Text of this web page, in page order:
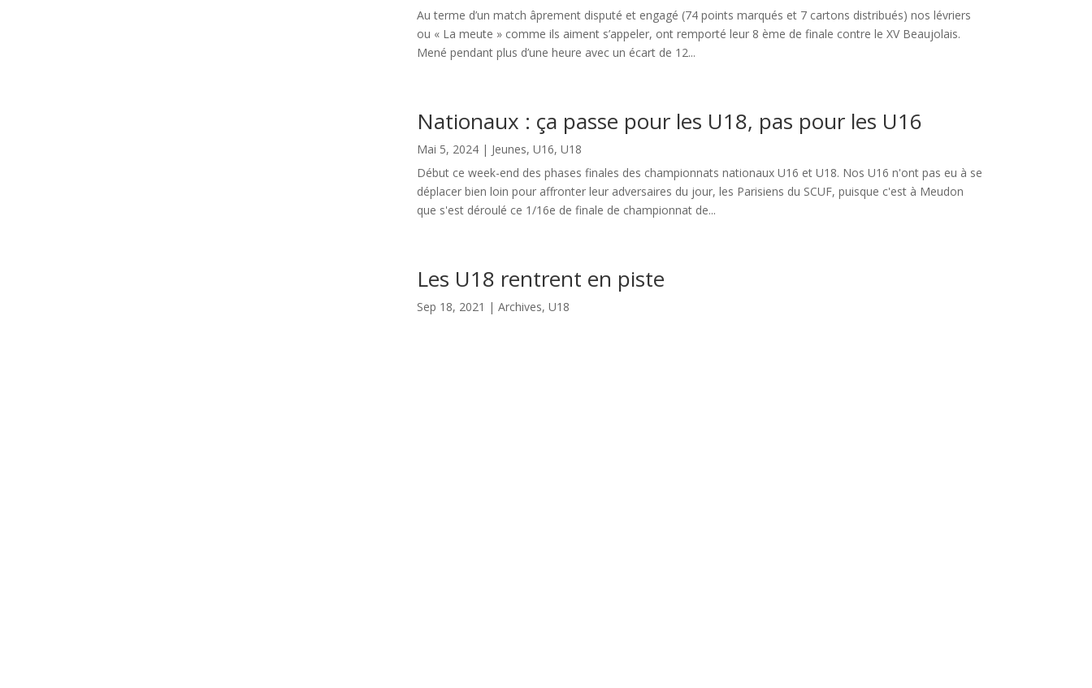
Au terme d’un match âprement disputé et engagé (74 points marqués et 7 cartons distribués) nos lévriers
ou « La meute » comme ils aiment s’appeler, ont remporté leur 8 ème de finale contre le XV Beaujolais.
Mené pendant plus d’une heure avec un écart de 12...
Nationaux : ça passe pour les U18, pas pour les U16
Mai 5, 2024| Jeunes, U16, U18
Début ce week-end des phases finales des championnats nationaux U16 et U18. Nos U16 n'ont pas eu à se
déplacer bien loin pour affronter leur adversaires du jour, les Parisiens du SCUF, puisque c'est à Meudon
que s'est déroulé ce 1/16e de finale de championnat de...
Les U18 rentrent en piste
Sep 18, 2021 | Archives, U18